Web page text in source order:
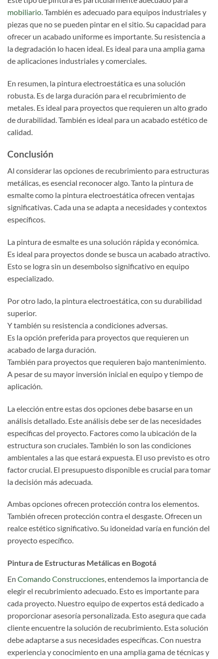
mobiliario. También es adecuado para equipos industriales y
piezas que no se pueden pintar en el sitio. Su capacidad para
ofrecer un acabado uniforme es importante. Su resistencia a
la degradación lo hacen ideal. Es ideal para una amplia gama
de aplicaciones industriales y comerciales.
En resumen, la pintura electroestática es una solución
robusta. Es de larga duración para el recubrimiento de
metales. Es ideal para proyectos que requieren un alto grado
de durabilidad. También es ideal para un acabado estético de
calidad.
Conclusión
Al considerar las opciones de recubrimiento para estructuras
metálicas, es esencial reconocer algo. Tanto la pintura de
esmalte como la pintura electroestática ofrecen ventajas
significativas. Cada una se adapta a necesidades y contextos
específicos.
La pintura de esmalte es una solución rápida y económica.
Es ideal para proyectos donde se busca un acabado atractivo.
Esto se logra sin un desembolso significativo en equipo
especializado.
Por otro lado, la pintura electroestática, con su durabilidad
superior.
Y también su resistencia a condiciones adversas.
Es la opción preferida para proyectos que requieren un
acabado de larga duración.
También para proyectos que requieren bajo mantenimiento.
A pesar de su mayor inversión inicial en equipo y tiempo de
aplicación.
La elección entre estas dos opciones debe basarse en un
análisis detallado. Este análisis debe ser de las necesidades
específicas del proyecto. Factores como la ubicación de la
estructura son cruciales. También lo son las condiciones
ambientales a las que estará expuesta. El uso previsto es otro
factor crucial. El presupuesto disponible es crucial para tomar
la decisión más adecuada.
Ambas opciones ofrecen protección contra los elementos.
También ofrecen protección contra el desgaste. Ofrecen un
realce estético significativo. Su idoneidad varía en función del
proyecto específico.
Pintura de Estructuras Metálicas en Bogotá
En Comando Construcciones, entendemos la importancia de
elegir el recubrimiento adecuado. Esto es importante para
cada proyecto. Nuestro equipo de expertos está dedicado a
proporcionar asesoría personalizada. Esto asegura que cada
cliente encuentre la solución de recubrimiento. Esta solución
debe adaptarse a sus necesidades específicas. Con nuestra
experiencia y conocimiento en una amplia gama de técnicas y